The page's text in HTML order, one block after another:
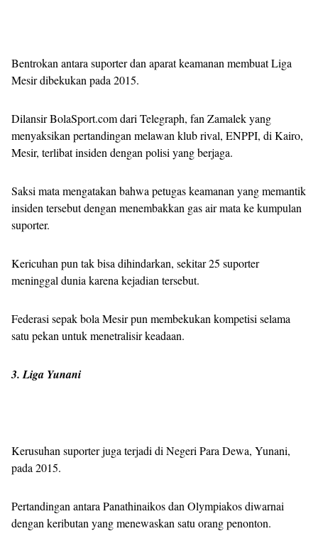
Bentrokan antara suporter dan aparat keamanan membuat Liga
Mesir dibekukan pada 2015.
Dilansir BolaSport.com dari Telegraph, fan Zamalek yang
menyaksikan pertandingan melawan klub rival, ENPPI, di Kairo,
Mesir, terlibat insiden dengan polisi yang berjaga.
Saksi mata mengatakan bahwa petugas keamanan yang memantik
insiden tersebut dengan menembakkan gas air mata ke kumpulan
suporter.
Kericuhan pun tak bisa dihindarkan, sekitar 25 suporter
meninggal dunia karena kejadian tersebut.
Federasi sepak bola Mesir pun membekukan kompetisi selama
satu pekan untuk menetralisir keadaan.
3. Liga Yunani
Kerusuhan suporter juga terjadi di Negeri Para Dewa, Yunani,
pada 2015.
Pertandingan antara Panathinaikos dan Olympiakos diwarnai
dengan keributan yang menewaskan satu orang penonton.